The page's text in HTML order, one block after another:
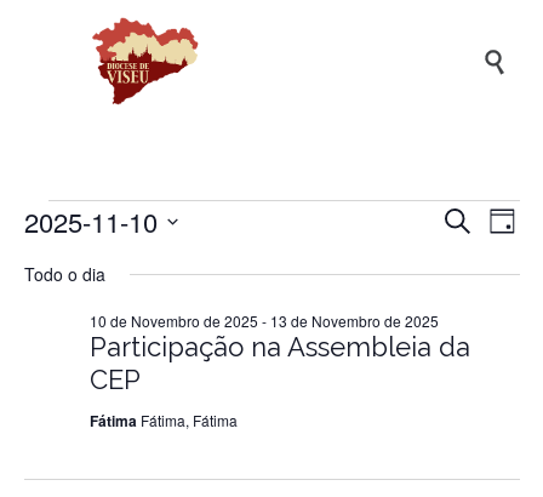

Eventos
e
Pesquisar
Dia
2025-11-10
a
Todo o dia
Participação na Assembleia da
CEP
10 de Novembro de 2025 - 13 de Novembro de 2025
Fátima Fátima, Fátima